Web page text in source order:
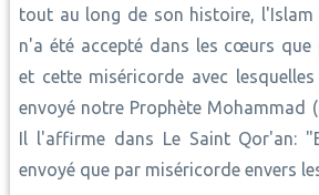
tout au long de son histoire, l'Islam
n'a été accepté dans les cœurs que
et cette miséricorde avec
envoyé notre Prophète Mohammad
Il l'affirme dans Le Saint Qor'an:
envoyé que par miséricorde envers